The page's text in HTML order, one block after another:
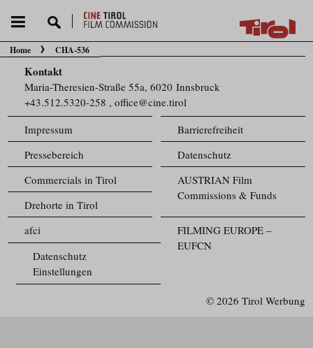
Sie befinden sich hier:
Home CHA-536
Kontakt
Maria-Theresien-Straße 55a, 6020 Innsbruck
+43.512.5320-258 ,office@cine.tirol
Impressum
Barrierefreiheit
Pressebereich
Datenschutz
Commercials in Tirol
AUSTRIAN Film
Commissions & Funds
Drehorte in Tirol
FILMING EUROPE –
EUFCN
afci
Datenschutz
Einstellungen
© 2026 Tirol Werbung